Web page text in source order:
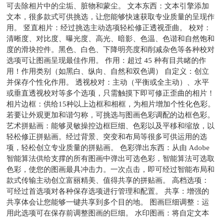
可去除相片中的尘垢、脏物和蒙尘。 文本东西：文本引擎添加
文本，很多款式可供挑选，让您能够快速获取专业质量的呈现作
用。 竖直相片：经过挑选主动选项轻松修正透视歪曲。 校对：
清晰度、对比度、曝光度、高光、暗影、色温、色谐和自然饱和
度的滑块控件。黑色、白色、下降明亮度和削减杂色等各种校对
选项可让图画呈现最佳作用。 作用：超过 45 种有目共睹的作
用！作用类别（如黑白、纵向、自然和双色调） 自定义：创立
并保存个性化作用。 透视校对：主动（平衡或全主动）、水平
或垂直透视校对等多个选项，只需触摸下即可修正歪曲的相片！
相片边框：供给15种以上边框和相框，为相片增加个性化色彩。
若要让外观更加和谐匀称，可挑选与图画色彩调配的边框色彩。
艺术拼贴画：能够灵敏操控边框巨细、色彩以及平移和缩放，以
轻松修正拼贴画。经过背景、突变和布局等很多可供运用的选
项，轻松创立专业质量的拼贴画。 色彩弹出东西：从由 Adobe
智能算法供给支撑的所有图画中弹出可选色彩，智能算法可选取
色彩，使您的图画最具冲击力。一次点击，即可经过智能布局和
款式传输主动创立富丽精美、值得共享的拼贴画。 高档选项：
可经过首选项对各种保存选项进行管理和配置。 共享：增强的
共享体会让您能够一键共享到多个目的地。 图画巨细调整：运
用此选项可在保存前调整图画的巨细。 水印图画：将自定文本